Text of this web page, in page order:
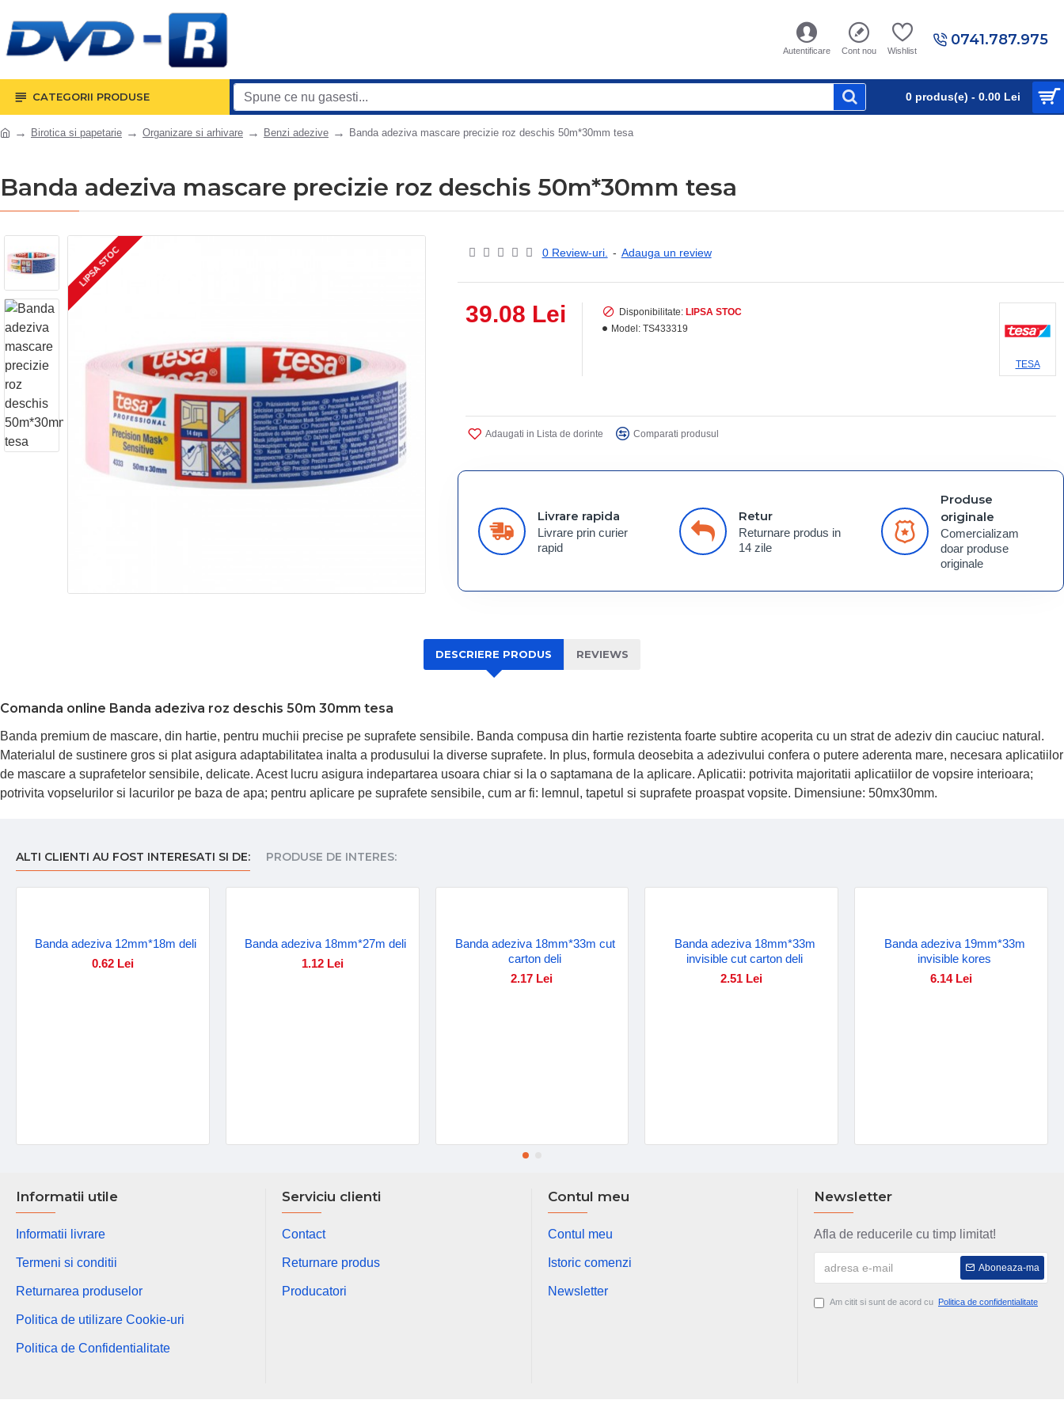
0741.787.975
Autentificare Cont nou Wishlist
CATEGORII PRODUSE 0 produs(e) - 0.00 Lei
Birotica si papetarie Organizare si arhivare Benzi adezive Banda adeziva mascare precizie roz deschis 50m*30mm tesa
Banda adeziva mascare precizie roz deschis 50m*30mm tesa
LIPSA STOC 0 Review-uri. - Adauga un review
39.08 Lei Disponibilitate: LIPSA STOC
Model: TS433319
TESA
Adaugati in Lista de dorinte Comparati produsul
Livrare rapida
Livrare prin curier
rapid
Retur
Returnare produs in
14 zile
Produse
originale
Comercializam
doar produse
originale
DESCRIERE PRODUS REVIEWS
Comanda online Banda adeziva roz deschis 50m 30mm tesa
Banda premium de mascare, din hartie, pentru muchii precise pe suprafete sensibile. Banda compusa din hartie rezistenta foarte subtire acoperita cu un strat de adeziv din cauciuc natural.
Materialul de sustinere gros si plat asigura adaptabilitatea inalta a produsului la diverse suprafete. In plus, formula deosebita a adezivului confera o putere aderenta mare, necesara aplicatiilor
de mascare a suprafetelor sensibile, delicate. Acest lucru asigura indepartarea usoara chiar si la o saptamana de la aplicare. Aplicatii: potrivita majoritatii aplicatiilor de vopsire interioara;
potrivita vopselurilor si lacurilor pe baza de apa; pentru aplicare pe suprafete sensibile, cum ar fi: lemnul, tapetul si suprafete proaspat vopsite. Dimensiune: 50mx30mm.
ALTI CLIENTI AU FOST INTERESATI SI DE: PRODUSE DE INTERES:
Banda adeziva 12mm*18m deli
0.62 Lei
Banda adeziva 18mm*27m deli
1.12 Lei
Banda adeziva 18mm*33m cut
carton deli
2.17 Lei
Banda adeziva 18mm*33m
invisible cut carton deli
2.51 Lei
Banda adeziva 19mm*33m
invisible kores
6.14 Lei
Informatii utile
Informatii livrare
Termeni si conditii
Returnarea produselor
Politica de utilizare Cookie-uri
Politica de Confidentialitate
Serviciu clienti
Contact
Returnare produs
Producatori
Contul meu
Contul meu
Istoric comenzi
Newsletter
Newsletter
Afla de reducerile cu timp limitat!
Aboneaza-ma
Am citit si sunt de acord cu Politica de confidentialitate